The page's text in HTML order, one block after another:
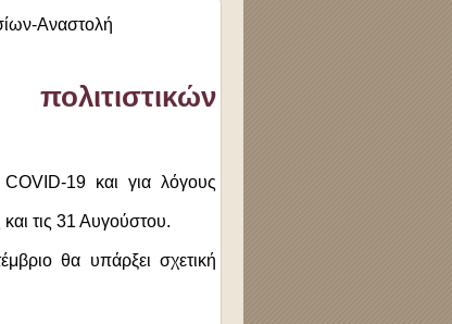
Αναστολή
19 και για λόγους
τις 31 Αυγούστου.
θα υπάρξει σχετική